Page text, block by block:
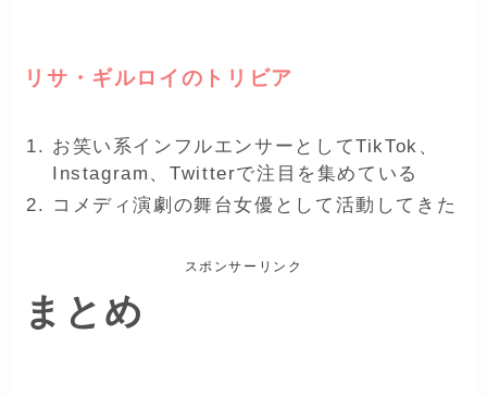
リサ・ギルロイのトリビア
お笑い系インフルエンサーとしてTikTok、
Instagram、Twitterで注目を集めている
コメディ演劇の舞台女優として活動してきた
スポンサーリンク
まとめ